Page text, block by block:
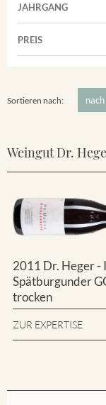
Grauburgunder
Riesling
Vorderer
Winklerberg
JAHRGANG
PREIS
Sortieren nach:
Weingut Dr.
2011 Dr. Heger -
Spätburgunder
trocken
ZUR EXPERTISE